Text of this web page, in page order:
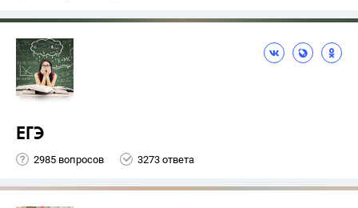
ЕГЭ
2985 вопросов 3273 ответа